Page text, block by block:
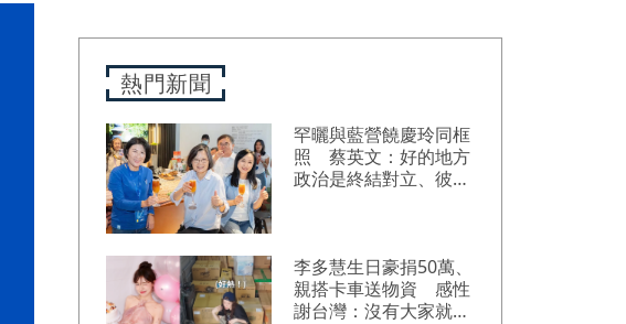
熱門新聞
罕曬與藍營饒慶玲同框
照 蔡英文：好的地方
政治是終結對立、彼此
李多慧生日豪捐50萬、
親搭卡車送物資 感性
謝台灣：沒有大家就沒